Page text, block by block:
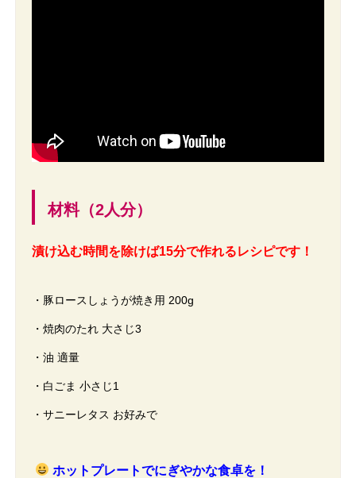
材料（2人分）
漬け込む時間を除けば15分で作れるレシピです！
・豚ロースしょうが焼き用 200g
・焼肉のたれ 大さじ3
・油 適量
・白ごま 小さじ1
・サニーレタス お好みで
ホットプレートでにぎやかな食卓を！